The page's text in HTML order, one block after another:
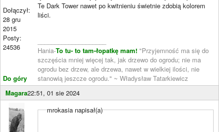
Dołączył:
28 gru
2015
Posty:
24536
Do góry
Te Dark Tower nawet po kwitnieniu świetnie zdobią kolorem
liści.
Hania-To tu- to tam-łopatkę mam! "Przyjemność ma się do
szczęścia mniej więcej tak, jak drzewo do ogrodu; nie ma
ogrodu bez drzew, ale drzewa, nawet w wielkiej ilości, nie
stanowią jeszcze ogrodu." ~ Władysław Tatarkiewicz
Magara22:51, 01 sie 2024
mrokasia napisał(a)